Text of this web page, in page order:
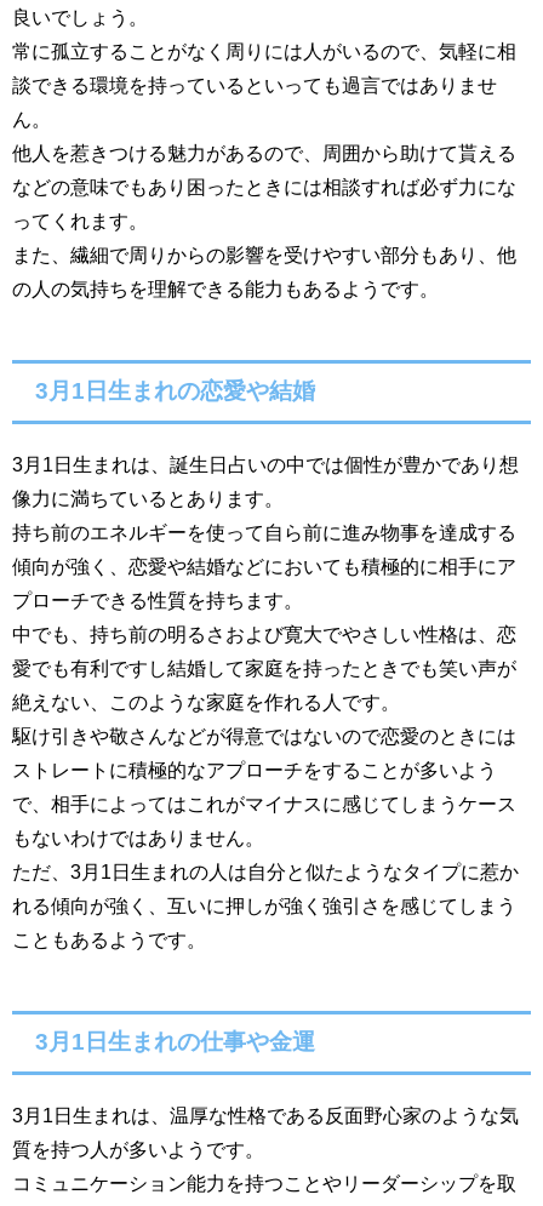
良いでしょう。
常に孤立することがなく周りには人がいるので、気軽に相
談できる環境を持っているといっても過言ではありませ
ん。
他人を惹きつける魅力があるので、周囲から助けて貰える
などの意味でもあり困ったときには相談すれば必ず力にな
ってくれます。
また、繊細で周りからの影響を受けやすい部分もあり、他
の人の気持ちを理解できる能力もあるようです。
3月1日生まれの恋愛や結婚
3月1日生まれは、誕生日占いの中では個性が豊かであり想
像力に満ちているとあります。
持ち前のエネルギーを使って自ら前に進み物事を達成する
傾向が強く、恋愛や結婚などにおいても積極的に相手にア
プローチできる性質を持ちます。
中でも、持ち前の明るさおよび寛大でやさしい性格は、恋
愛でも有利ですし結婚して家庭を持ったときでも笑い声が
絶えない、このような家庭を作れる人です。
駆け引きや敬さんなどが得意ではないので恋愛のときには
ストレートに積極的なアプローチをすることが多いよう
で、相手によってはこれがマイナスに感じてしまうケース
もないわけではありません。
ただ、3月1日生まれの人は自分と似たようなタイプに惹か
れる傾向が強く、互いに押しが強く強引さを感じてしまう
こともあるようです。
3月1日生まれの仕事や金運
3月1日生まれは、温厚な性格である反面野心家のような気
質を持つ人が多いようです。
コミュニケーション能力を持つことやリーダーシップを取